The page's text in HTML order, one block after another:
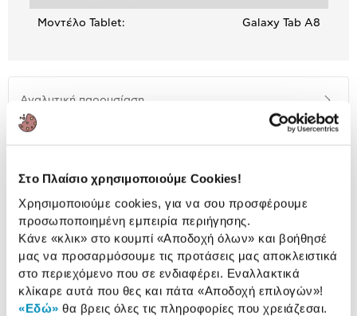
Στο Πλαίσιο χρησιμοποιούμε Cookies!
Χρησιμοποιούμε cookies, για να σου προσφέρουμε
προσωποποιημένη εμπειρία περιήγησης.
Κάνε «κλικ» στο κουμπί «Αποδοχή όλων» και βοήθησέ
μας να προσαρμόσουμε τις προτάσεις μας αποκλειστικά
στο περιεχόμενο που σε ενδιαφέρει. Εναλλακτικά
κλίκαρε αυτά που θες και πάτα «Αποδοχή επιλογών»!
«Εδώ» θα βρεις όλες τις πληροφορίες που χρειάζεσαι.
Μοντέλο Tablet: Galaxy Tab A8
παρουσίαση
Αναλυτική παρουσίαση
Προδιαγραφές
προϊόντος
Αξιολογήσεις
Αξιολογήσεις
Δες τι κλίκαραν όσοι είδαν το ίδιο
προϊόν με εσένα!